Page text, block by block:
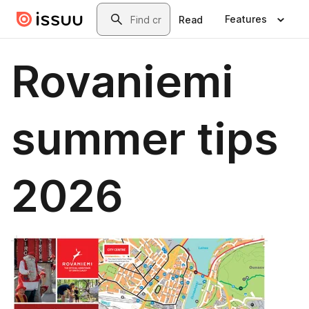
Skip to main contentSearch
Read Features
Rovaniemi
summer tips
2026